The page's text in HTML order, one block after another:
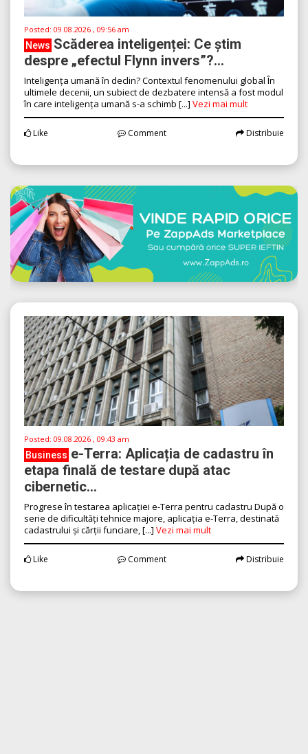
Posted: 09.08.2026 , 09:56 am
News Scăderea inteligenței: Ce știm
despre „efectul Flynn invers”?...
Inteligența umană în declin? Contextul fenomenului global În
ultimele decenii, un subiect de dezbatere intensă a fost modul
în care inteligența umană s-a schimb [...] Vezi mai mult
Like Comment Distribuie
Posted: 09.08.2026 , 09:43 am
Business e-Terra: Aplicația de cadastru în
etapa finală de testare după atac
cibernetic...
Progrese în testarea aplicației e-Terra pentru cadastru După o
serie de dificultăți tehnice majore, aplicația e-Terra, destinată
cadastrului și cărții funciare, [...] Vezi mai mult
Like Comment Distribuie